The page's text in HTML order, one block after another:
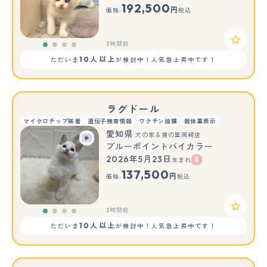
価格:192,500 円 税込
3時間前
ただいま10人以上が検討中！人気急上昇中です！
ラグドール
マイクロチップ装着 遺伝子検査情報 ワクチン接種 親体重表示
愛知県 犬の家＆猫の里岡崎店
ブルーポイントバイカラー
2026年5月23日 生まれ
価格:137,500 円 税込
3時間前
ただいま10人以上が検討中！人気急上昇中です！